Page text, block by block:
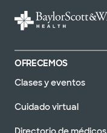
OFRECEMOS
Clases y eventos
Cuidado virtual